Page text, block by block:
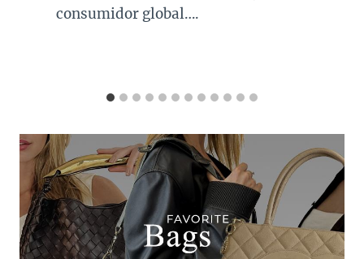
consumidor global….